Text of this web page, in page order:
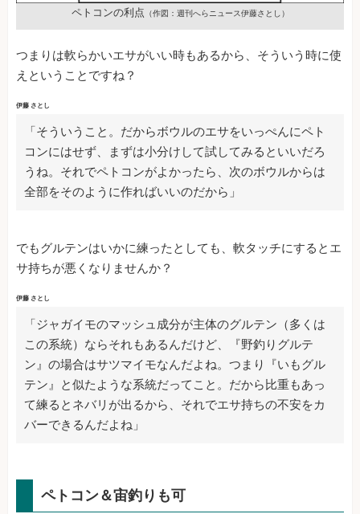
ペトコンの利点 （作図：週刊へらニュース伊藤さとし）
つまりは軟らかいエサがいい時もあるから、そういう時に使
えということですね？
伊藤 さとし
「そういうこと。だからボウルのエサをいっぺんにペト
コンにはせず、まずは小分けして試してみるといいだろ
うね。それでペトコンがよかったら、次のボウルからは
全部をそのように作ればいいのだから」
でもグルテンはいかに練ったとしても、軟タッチにするとエ
サ持ちが悪くなりませんか？
伊藤 さとし
「ジャガイモのマッシュ成分が主体のグルテン（多くは
この系統）ならそれもあるんだけど、『野釣りグルテ
ン』の場合はサツマイモなんだよね。つまり『いもグル
テン』と似たような系統だってこと。だから比重もあっ
て練るとネバリが出るから、それでエサ持ちの不安をカ
バーできるんだよね」
ペトコン＆宙釣りも可